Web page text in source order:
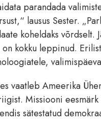
parandada
lausus Sester.
koheldaks
kokku leppinud.
vaatleb Ameerika
Missiooni
sätestatud